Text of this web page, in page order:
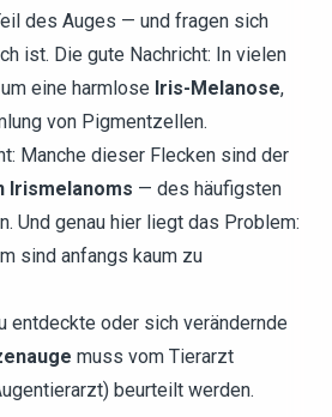
des Auges — und fragen sich
ist. Die gute Nachricht: In vielen
eine harmlose Iris-Melanose,
von Pigmentzellen.
Manche dieser Flecken sind der
Irismelanoms — des häufigsten
Und genau hier liegt das Problem:
sind anfangs kaum zu
entdeckte oder sich verändernde
muss vom Tierarzt
beurteilt werden.